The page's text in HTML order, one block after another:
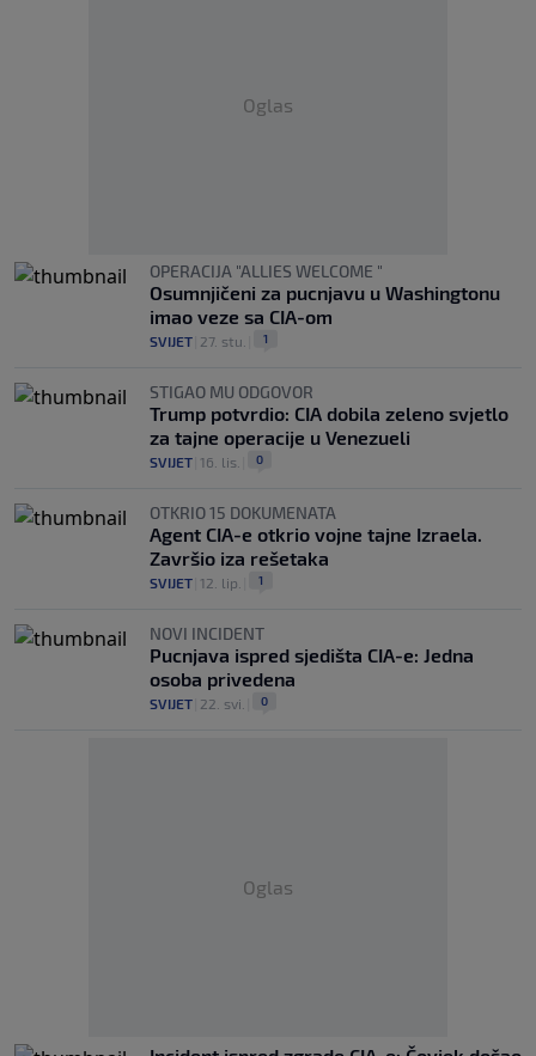
Oglas
OPERACIJA "ALLIES WELCOME "
Osumnjičeni za pucnjavu u Washingtonu
imao veze sa CIA-om
SVIJET 27. stu. 1
STIGAO MU ODGOVOR
Trump potvrdio: CIA dobila zeleno svjetlo
za tajne operacije u Venezueli
SVIJET 16. lis. 0
OTKRIO 15 DOKUMENATA
Agent CIA-e otkrio vojne tajne Izraela.
Završio iza rešetaka
SVIJET 12. lip. 1
NOVI INCIDENT
Pucnjava ispred sjedišta CIA-e: Jedna
osoba privedena
SVIJET 22. svi. 0
Oglas